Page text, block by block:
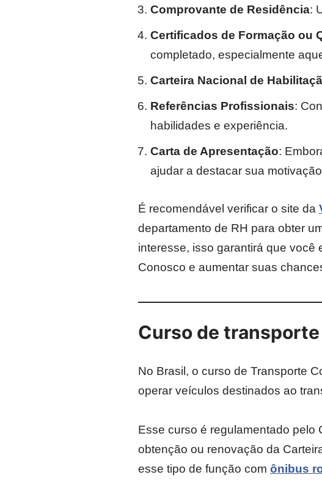
Comprovante de Residência:
Certificados de Formação ou
completado, especialmente
Carteira Nacional de
Referências Profissionais:
habilidades e experiência.
Carta de Apresentação:
ajudar a destacar sua
É recomendável verificar o site da
departamento de RH para obter
interesse, isso garantirá que você
Conosco e aumentar suas
Curso de
No Brasil, o curso de Transporte
operar veículos destinados ao
Esse curso é regulamentado pelo
obtenção ou renovação da
esse tipo de função comônibus